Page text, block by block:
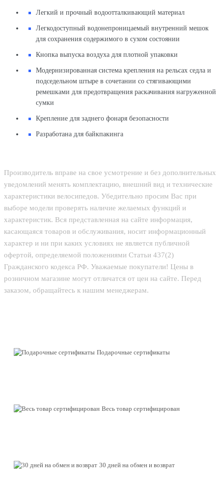
Легкий и прочный водоотталкивающий материал
Легкодоступный водонепроницаемый внутренний мешок
для сохранения содержимого в сухом состоянии
Кнопка выпуска воздуха для плотной упаковки
Модернизированная система крепления на рельсах седла и
подседельном штыре в сочетании со стягивающими
ремешками для предотвращения раскачивания нагруженной
сумки
Крепление для заднего фонаря безопасности
Разработана для байкпакинга
Производитель вправе на свое усмотрение и без дополнительных
уведомлений менять комплектацию, внешний вид и технические
характеристики велосипедов. Убедительно просим Вас при
выборе модели проверять наличие желаемых функций и
характеристик. Вся представленная на сайте информация,
касающаяся товаров и обслуживания, носит информационный
характер и ни при каких условиях не является публичной
офертой, определяемой положениями Статьи 437(2)
Гражданского кодекса РФ. Уважаемые покупатели! Цены в
розничном магазине могут отличатся от цен на сайте. Перед
заказом, обращайтесь к нашим менеджерам.
Подарочные сертификаты
Весь товар сертифицирован
30 дней на обмен и возврат